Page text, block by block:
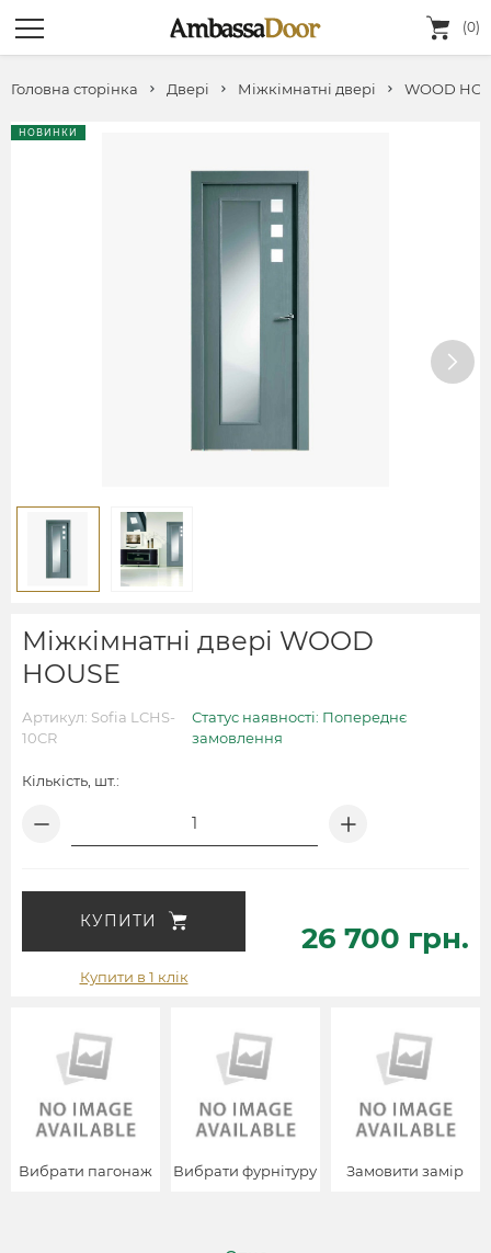
(0)
Головна сторінка Двері Міжкімнатні двері WOOD
НОВИНКИ
Міжкімнатні двері WOOD
HOUSE
Артикул: Sofia LCHS-
10CR
Статус наявності: Попереднє
замовлення
Кількість, шт.:
КУПИТИ
Купити в 1 клік
26 700 грн.
Вибрати пагонаж Вибрати фурнітуру Замовити замір